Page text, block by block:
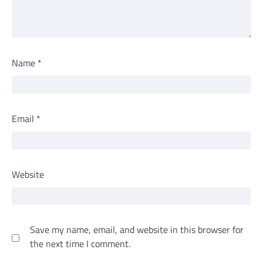
Name *
Email *
Website
Save my name, email, and website in this browser for
the next time I comment.